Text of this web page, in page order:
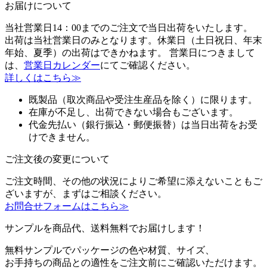
お届けについて
当社営業日14：00までのご注文で当日出荷をいたします。
出荷は当社営業日のみとなります。休業日（土日祝日、年末
年始、夏季）の出荷はできかねます。 営業日につきまして
は、 営業日カレンダーにてご確認ください。
詳しくはこちら≫
既製品（取次商品や受注生産品を除く）に限ります。
在庫が不足し、出荷できない場合もございます。
代金先払い（銀行振込・郵便振替）は当日出荷をお受
けできません。
ご注文後の変更について
ご注文時間、その他の状況によりご希望に添えないこともご
ざいますが、まずはご相談ください。
お問合せフォームはこちら≫
サンプルを商品代、送料無料でお届けします！
無料サンプルでパッケージの色や材質、サイズ、
お手持ちの商品との適性をご注文前にご確認いただけます。